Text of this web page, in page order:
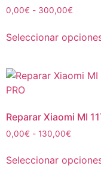
0,00€ - 300,00€
Seleccionar
Reparar Xiaomi MI
0,00€ - 130,00€
Seleccionar